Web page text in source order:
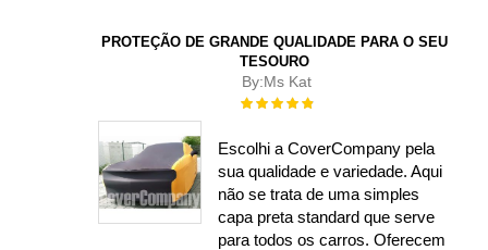
PROTEÇÃO DE GRANDE QUALIDADE PARA O SEU
TESOURO
By:Ms Kat
Rating:
Escolhi a CoverCompany pela
sua qualidade e variedade. Aqui
não se trata de uma simples
capa preta standard que serve
para todos os carros. Oferecem